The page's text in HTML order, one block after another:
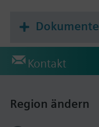
Dokumente
Kontakt
Region ändern